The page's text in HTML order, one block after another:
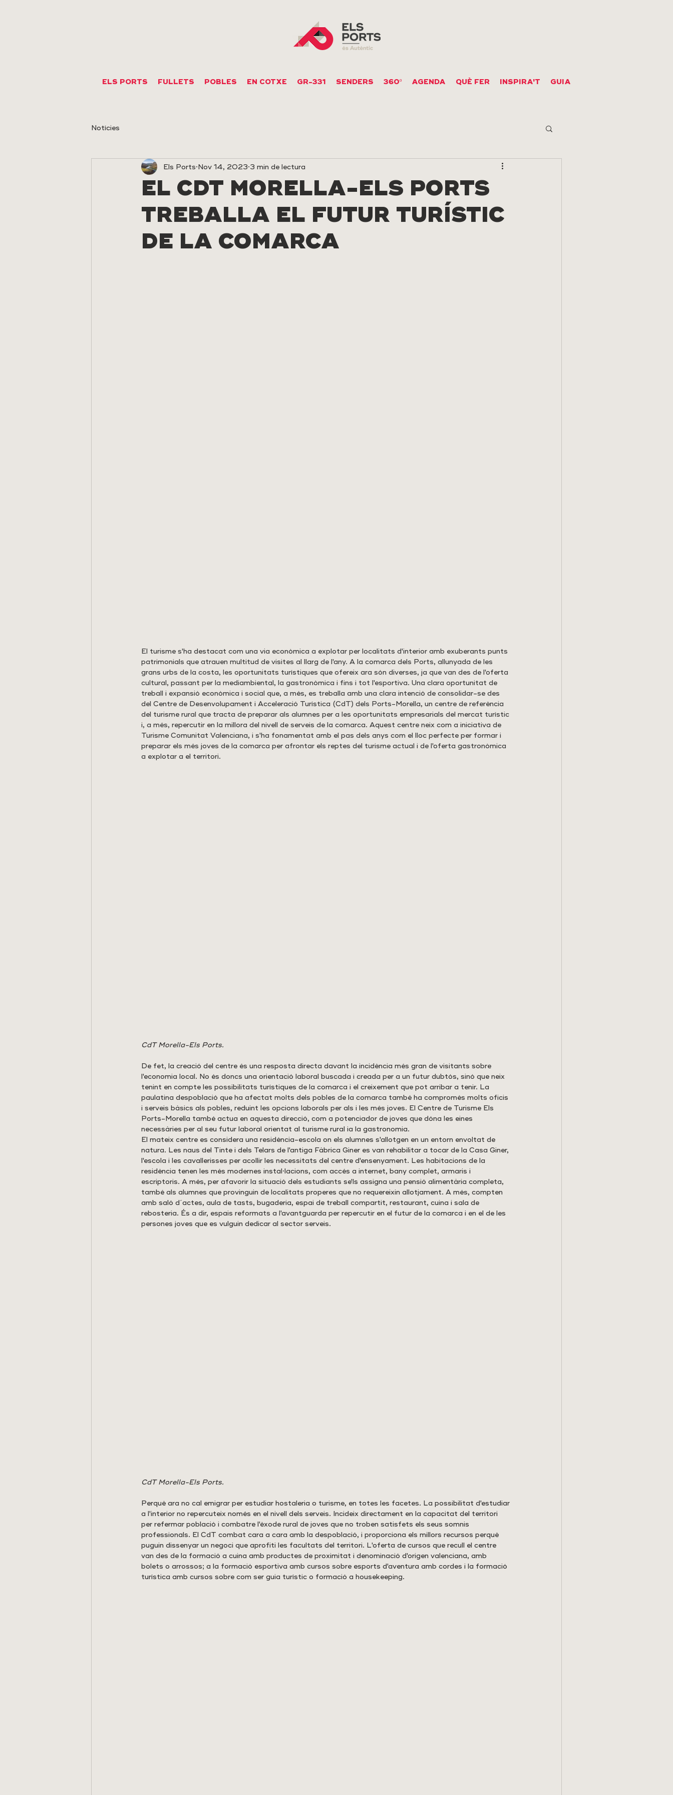
ELS PORTS FULLETS POBLES EN COTXE GR-331 SENDERS 360º AGENDA QUÈ FER INSPIRA'T GUIA
Notícies
EL CDT MORELLA-ELS PORTS
TREBALLA EL FUTUR TURÍSTIC
DE LA COMARCA
Els Ports Nov 14, 2023 3 min de lectura
El turisme s'ha destacat com una via econòmica a explotar per localitats d'interior amb exuberants punts
patrimonials que atrauen multitud de visites al llarg de l'any. A la comarca dels Ports, allunyada de les
grans urbs de la costa, les oportunitats turístiques que ofereix ara són diverses, ja que van des de l'oferta
cultural, passant per la mediambiental, la gastronòmica i fins i tot l'esportiva. Una clara oportunitat de
treball i expansió econòmica i social que, a més, es treballa amb una clara intenció de consolidar-se des
del Centre de Desenvolupament i Acceleració Turística (CdT) dels Ports-Morella, un centre de referència
del turisme rural que tracta de preparar als alumnes per a les oportunitats empresarials del mercat turístic
i, a més, repercutir en la millora del nivell de serveis de la comarca. Aquest centre neix com a iniciativa de
Turisme Comunitat Valenciana, i s'ha fonamentat amb el pas dels anys com el lloc perfecte per formar i
preparar els més joves de la comarca per afrontar els reptes del turisme actual i de l'oferta gastronòmica
a explotar a el territori.
CdT Morella-Els Ports.
De fet, la creació del centre és una resposta directa davant la incidència més gran de visitants sobre
l'economia local. No és doncs una orientació laboral buscada i creada per a un futur dubtós, sinó que neix
tenint en compte les possibilitats turístiques de la comarca i el creixement que pot arribar a tenir. La
paulatina despoblació que ha afectat molts dels pobles de la comarca també ha compromès molts oficis
i serveis bàsics als pobles, reduint les opcions laborals per als i les més joves. El Centre de Turisme Els
Ports-Morella també actua en aquesta direcció, com a potenciador de joves que dóna les eines
necessàries per al seu futur laboral orientat al turisme rural ia la gastronomia.
El mateix centre es considera una residència-escola on els alumnes s'allotgen en un entorn envoltat de
natura. Les naus del Tinte i dels Telars de l'antiga Fàbrica Giner es van rehabilitar a tocar de la Casa Giner,
l'escola i les cavallerisses per acollir les necessitats del centre d'ensenyament. Les habitacions de la
residència tenen les més modernes instal·lacions, com accés a internet, bany complet, armaris i
escriptoris. A més, per afavorir la situació dels estudiants se'ls assigna una pensió alimentària completa,
també als alumnes que provinguin de localitats properes que no requereixin allotjament. A més, compten
amb saló d´actes, aula de tasts, bugaderia, espai de treball compartit, restaurant, cuina i sala de
rebosteria. És a dir, espais reformats a l'avantguarda per repercutir en el futur de la comarca i en el de les
persones joves que es vulguin dedicar al sector serveis.
CdT Morella-Els Ports.
Perquè ara no cal emigrar per estudiar hostaleria o turisme, en totes les facetes. La possibilitat d'estudiar
a l'interior no repercuteix només en el nivell dels serveis. Incideix directament en la capacitat del territori
per refermar població i combatre l'èxode rural de joves que no troben satisfets els seus somnis
professionals. El CdT combat cara a cara amb la despoblació, i proporciona els millors recursos perquè
puguin dissenyar un negoci que aprofiti les facultats del territori. L'oferta de cursos que recull el centre
van des de la formació a cuina amb productes de proximitat i denominació d'origen valenciana, amb
bolets o arrossos; a la formació esportiva amb cursos sobre esports d'aventura amb cordes i la formació
turística amb cursos sobre com ser guia turístic o formació a housekeeping.